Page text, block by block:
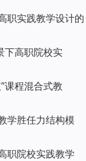
职实践教学设计的
下高职院校实
课程混合式教
学胜任力结构模
职院校实践教学